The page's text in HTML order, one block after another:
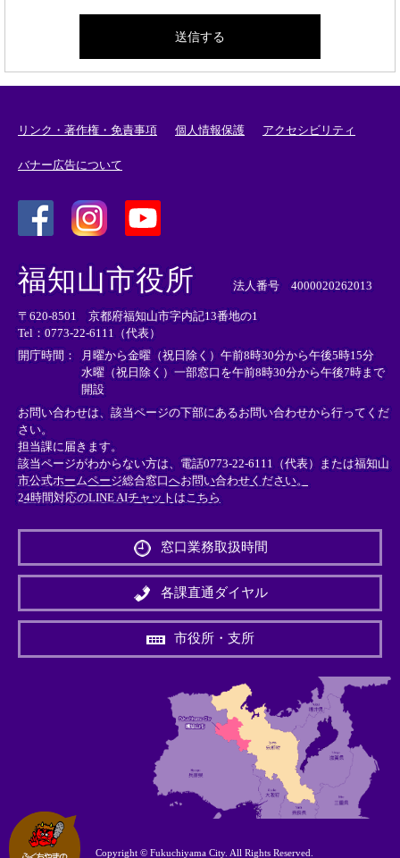
リンク・著作権・免責事項 個人情報保護 アクセシビリティ
バナー広告について
外
部
リ
ン
ク
＞
外
リ
ン
ク
＞
外
部
ン
ク
＞
福知山市役所 法人番号 4000020262013
〒620-8501 京都府福知山市字内記13番地の1
Tel：0773-22-6111（代表）
開庁時間：
月曜から金曜（祝日除く）午前8時30分から午後5時15分
水曜（祝日除く）一部窓口を午前8時30分から午後7時まで
開設
お問い合わせは、該当ページの下部にあるお問い合わせから行ってくだ
さい。
担当課に届きます。
該当ページがわからない方は、電話0773-22-6111（代表）または福知山
市公式ホームページ総合窓口へお問い合わせください。
24時間対応のLINE AIチャットはこちら
外
リ
窓口業務取扱時間
各課直通ダイヤル
市役所・支所
Copyright © Fukuchiyama City. All Rights Reserved.